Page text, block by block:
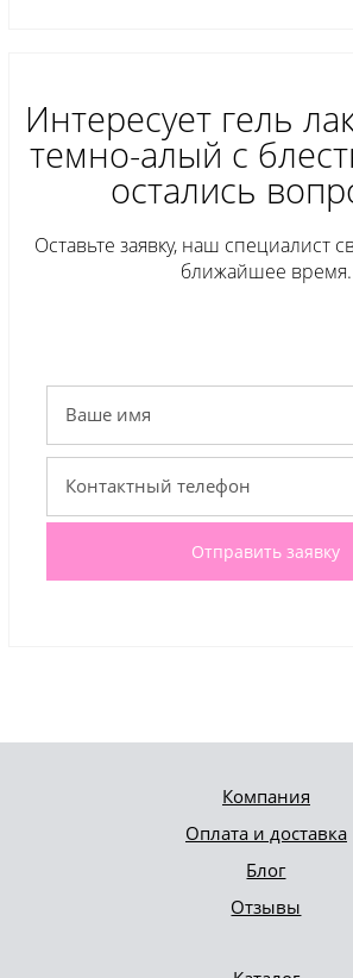
Интересует гель
темно-алый с
остались
Оставьте заявку, наш специалист
ближайшее время.
Отправить заявку
Компания
Оплата и доставка
Блог
Отзывы